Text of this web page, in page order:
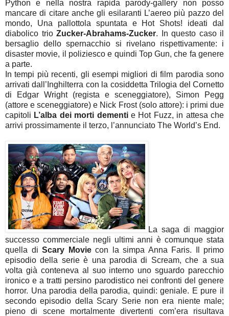
Python e nella nostra rapida parody-gallery non posso
mancare di citare anche gli esilaranti L’aereo più pazzo del
mondo, Una pallottola spuntata e Hot Shots! ideati dal
diabolico trio Zucker-Abrahams-Zucker. In questo caso il
bersaglio dello spernacchio si rivelano rispettivamente: i
disaster movie, il poliziesco e quindi Top Gun, che fa genere
a parte.
In tempi più recenti, gli esempi migliori di film parodia sono
arrivati dall’Inghilterra con la cosiddetta Trilogia del Cornetto
di Edgar Wright (regista e sceneggiatore), Simon Pegg
(attore e sceneggiatore) e Nick Frost (solo attore): i primi due
capitoli L’alba dei morti dementie Hot Fuzz, in attesa che
arrivi prossimamente il terzo, l’annunciato The World’s End.
La saga di maggior
successo commerciale negli ultimi anni è comunque stata
quella di Scary Moviecon la simpa Anna Faris. Il primo
episodio della serie è una parodia di Scream, che a sua
volta già conteneva al suo interno uno sguardo parecchio
ironico e a tratti persino parodistico nei confronti del genere
horror. Una parodia della parodia, quindi: geniale. E pure il
secondo episodio della Scary Serie non era niente male;
pieno di scene mortalmente divertenti com’era risultava